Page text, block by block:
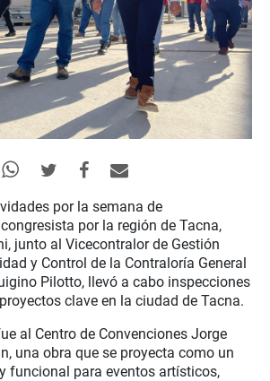
por la semana de
por la región de Tacna,
junto al Vicecontralor de Gestión
y Control de la Contraloría General
Pilotto, llevó a cabo inspecciones
clave en la ciudad de Tacna.
al Centro de Convenciones Jorge
una obra que se proyecta como un
funcional para eventos artísticos,